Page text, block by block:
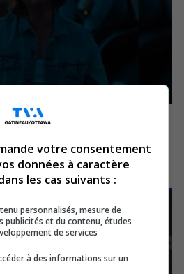
artiste en essor sur les
votre consentement
données à caractère
les cas suivants :
personnalisés, mesure de
publicités et du contenu, études
de services
à des informations sur un